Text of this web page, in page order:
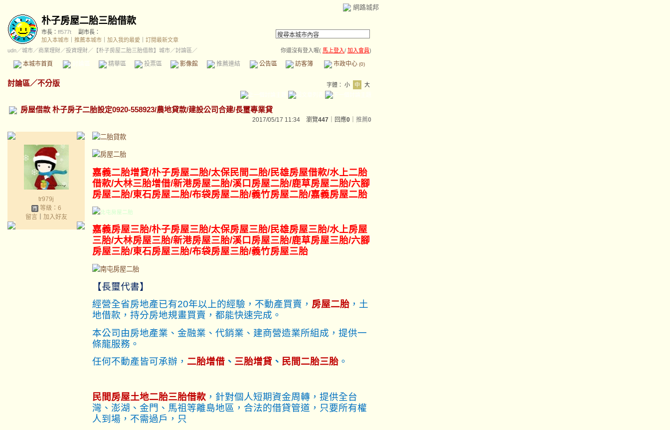
網路城邦
朴子房屋二胎三胎借款
市長： ff577t
副市長：
加入本城市
推薦本城市 加入我的最愛
訂閱最新文章
udn／城市／商業理財／投資理財／ 【朴子房屋二胎三胎借款】城市／討論區／ 你還沒有登入喔( 馬上登入/ 加入會員)
本城市首頁 精華區 投票區 影像館 推薦連結 公告區 訪客簿 市政中心 (0)
討論區／不分版 字體： 小 中 大
房屋借款 朴子房子二胎設定0920-558923/農地貸款/建設公司合建/長璽專業貸
2017/05/17 11:34 瀏覽447 ｜回應0 推薦0
tr979j
等級：6
留言｜ 加入好友
嘉義二胎增貸/朴子房屋二胎/太保民間二胎/民雄房屋借款/水上二胎
借款/大林三胎增借/新港房屋二胎/溪口房屋二胎/鹿草房屋二胎/六腳
房屋二胎/東石房屋二胎/布袋房屋二胎/義竹房屋二胎/嘉義房屋二胎
嘉義房屋三胎/朴子房屋三胎/太保房屋三胎/民雄房屋三胎/水上房屋
三胎/大林房屋三胎/新港房屋三胎/溪口 房屋三胎/鹿草房屋三胎/六腳
房屋三胎/東石房屋三胎/布袋房屋三胎/義竹房屋三胎
【長璽代書】
經營全省房地產已有20年以上的經驗，不動產買賣， 房屋二胎 ，土
地借款，持分房地規畫買賣，都能快速完成。
本公司由房地產業、金融業、代銷業、建商營造業所組成，提供一
條龍服務。
任何不動產皆可承辦， 二胎增借 、 三胎增貸 、 民間二胎三胎 。
民間房屋土地二胎三胎借款 ，針對個人短期資金周轉，提供全台
灣、澎湖、金門、馬祖等離島地區，合法的借貸管道，只要所有權
人到場，不需過戶，只